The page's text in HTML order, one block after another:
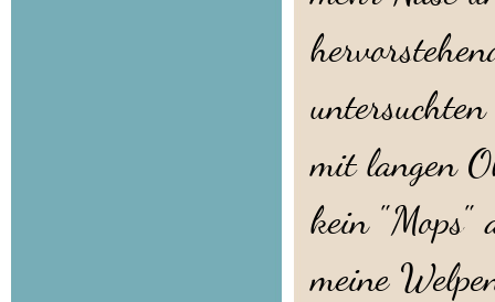
mit langen
kein "Mops"
meine